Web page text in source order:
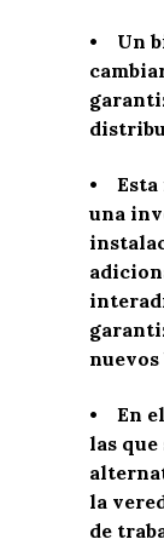
• Un
• Esta
una
nuevos
• En el
las que
la
de